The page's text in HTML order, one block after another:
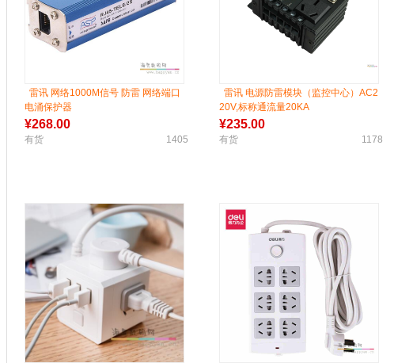
雷讯 网络1000M信号 防雷 网络端口
电涌保护器
¥268.00
有货 1405
雷讯 电源防雷模块（监控中心）AC2
20V,标称通流量20KA
¥235.00
有货 1178